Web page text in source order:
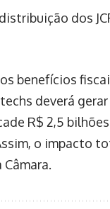
dos
benefícios
deverá gerar
R$ 2,5
o impacto